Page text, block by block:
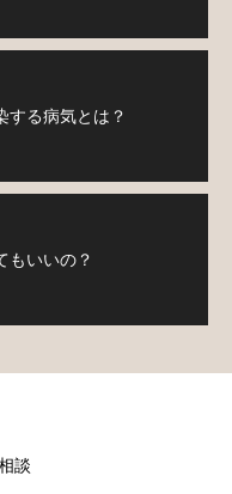
する病気とは？
もいいの？
談